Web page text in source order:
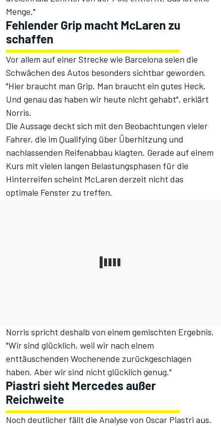
Menge."
Fehlender Grip macht McLaren zu
schaffen
Vor allem auf einer Strecke wie Barcelona seien die
Schwächen des Autos besonders sichtbar geworden.
"Hier braucht man Grip. Man braucht ein gutes Heck.
Und genau das haben wir heute nicht gehabt", erklärt
Norris.
Die Aussage deckt sich mit den Beobachtungen vieler
Fahrer, die im Qualifying über Überhitzung und
nachlassenden Reifenabbau klagten. Gerade auf einem
Kurs mit vielen langen Belastungsphasen für die
Hinterreifen scheint McLaren derzeit nicht das
optimale Fenster zu treffen.
Norris spricht deshalb von einem gemischten Ergebnis.
"Wir sind glücklich, weil wir nach einem
enttäuschenden Wochenende zurückgeschlagen
haben. Aber wir sind nicht glücklich genug."
Piastri sieht Mercedes außer
Reichweite
Noch deutlicher fällt die Analyse von Oscar Piastri aus.